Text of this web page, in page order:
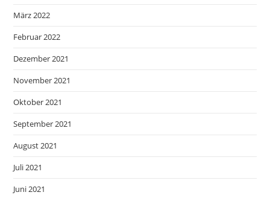
März 2022
Februar 2022
Dezember 2021
November 2021
Oktober 2021
September 2021
August 2021
Juli 2021
Juni 2021